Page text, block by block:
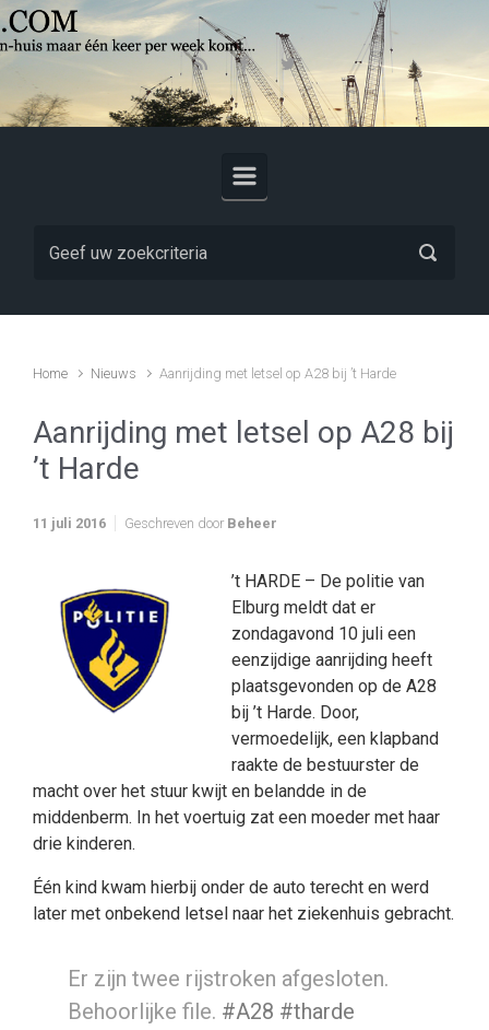
Skip to main content
Home Nieuws Aanrijding met letsel op A28 bij ’t Harde
Aanrijding met letsel op A28 bij
’t Harde
11 juli 2016 Geschreven door Beheer
’t HARDE – De politie van
Elburg meldt dat er
zondagavond 10 juli een
eenzijdige aanrijding heeft
plaatsgevonden op de A28
bij ’t Harde. Door,
vermoedelijk, een klapband
raakte de bestuurster de
macht over het stuur kwijt en belandde in de
middenberm. In het voertuig zat een moeder met haar
drie kinderen.
Één kind kwam hierbij onder de auto terecht en werd
later met onbekend letsel naar het ziekenhuis gebracht.
Er zijn twee rijstroken afgesloten.
Behoorlijke file. #A28 #tharde